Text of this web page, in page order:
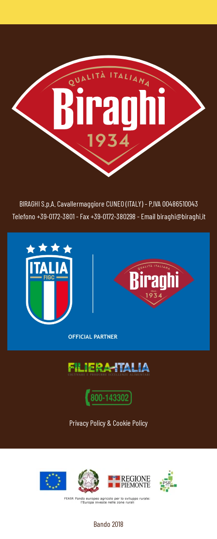
BIRAGHI S.p.A. Cavallermaggiore CUNEO (ITALY) - P.IVA 00486510043
Telefono +39-0172-3801- Fax +39-0172-380298 - Email biraghi@biraghi.it
Privacy Policy & Cookie Policy
Bando 2018